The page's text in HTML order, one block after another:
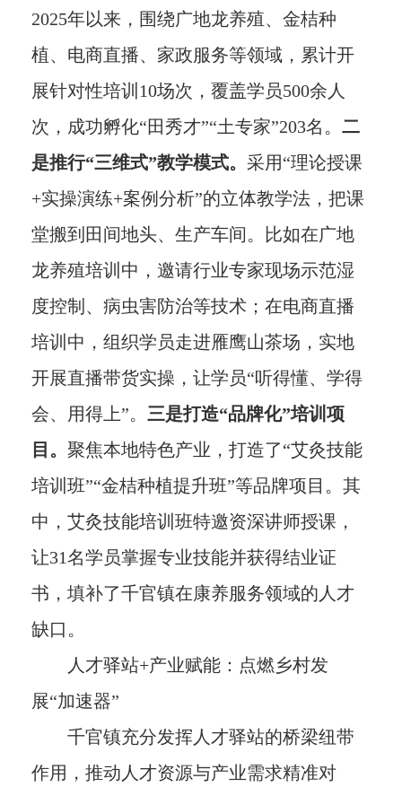
2025年以来，围绕广地龙养殖、金桔种
植、电商直播、家政服务等领域，累计开
展针对性培训10场次，覆盖学员500余人
次，成功孵化“田秀才”“土专家”203名。 二
是推行“三维式”教学模式。 采用“理论授课
+实操演练+案例分析”的立体教学法，把课
堂搬到田间地头、生产车间。比如在广地
龙养殖培训中，邀请行业专家现场示范湿
度控制、病虫害防治等技术；在电商直播
培训中，组织学员走进雁鹰山茶场，实地
开展直播带货实操，让学员“听得懂、学得
会、用得上”。 三是打造“品牌化”培训项
目。 聚焦本地特色产业，打造了“艾灸技能
培训班”“金桔种植提升班”等品牌项目。其
中，艾灸技能培训班特邀资深讲师授课，
让31名学员掌握专业技能并获得结业证
书，填补了千官镇在康养服务领域的人才
缺口。
人才驿站+产业赋能：点燃乡村发
展“加速器”
千官镇充分发挥人才驿站的桥梁纽带
作用，推动人才资源与产业需求精准对